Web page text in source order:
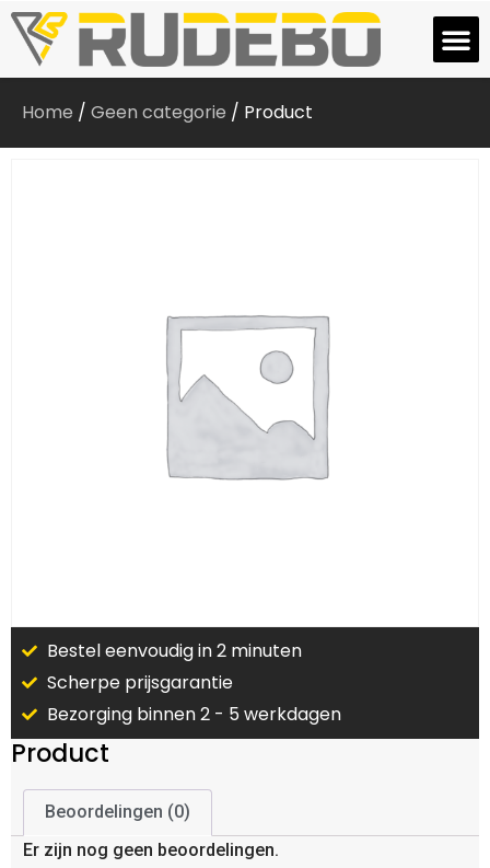
Home / Geen categorie / Product
Bestel eenvoudig in 2 minuten
Scherpe prijsgarantie
Bezorging binnen 2 - 5 werkdagen
Product
Beoordelingen (0)
Er zijn nog geen beoordelingen.